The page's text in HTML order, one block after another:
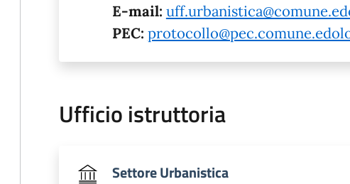
E-mail:
PEC:
Ufficio istruttoria
Settore Urbanistica